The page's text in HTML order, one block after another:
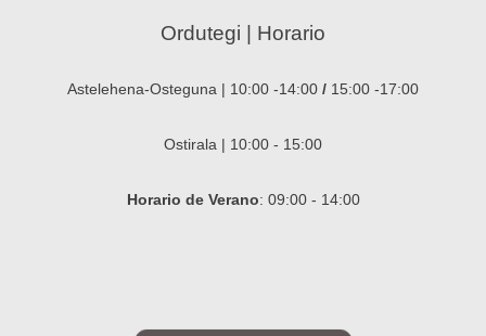
Ordutegi | Horario
Astelehena-Osteguna | 10:00 -14:00 / 15:00 -17:00
Ostirala | 10:00 - 15:00
Horario de Verano: 09:00 - 14:00